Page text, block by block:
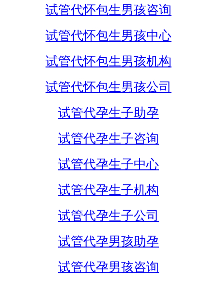
试管代怀包生男孩咨询
试管代怀包生男孩中心
试管代怀包生男孩机构
试管代怀包生男孩公司
试管代孕生子助孕
试管代孕生子咨询
试管代孕生子中心
试管代孕生子机构
试管代孕生子公司
试管代孕男孩助孕
试管代孕男孩咨询